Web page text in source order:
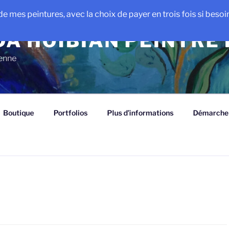
mes peintures, avec la choix de payer en trois fois si
HOIBIAN PEINTRE
Boutique Portfolios Plus d’informations